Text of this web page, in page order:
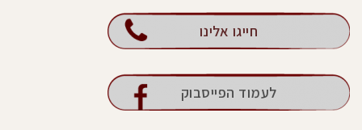
חייגו אלינו
לעמוד הפייסבוק